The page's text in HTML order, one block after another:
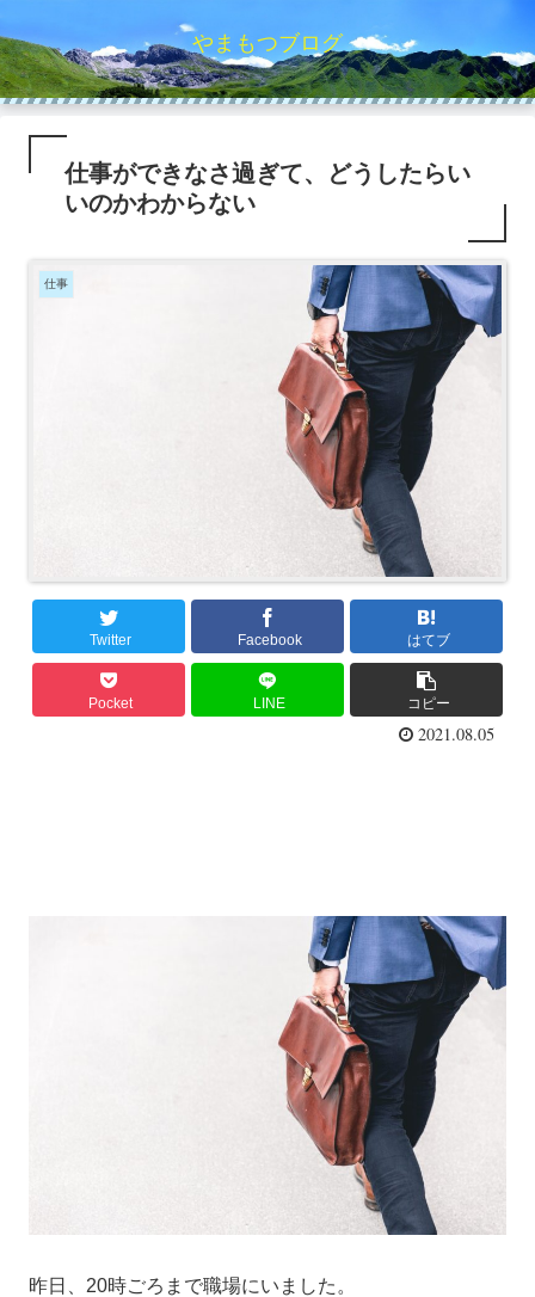
やまもつブログ
仕事ができなさ過ぎて、どうしたらい
いのかわからない
仕事
Twitter Facebook はてブ
Pocket LINE コピー
2021.08.05
昨日、20時ごろまで職場にいました。